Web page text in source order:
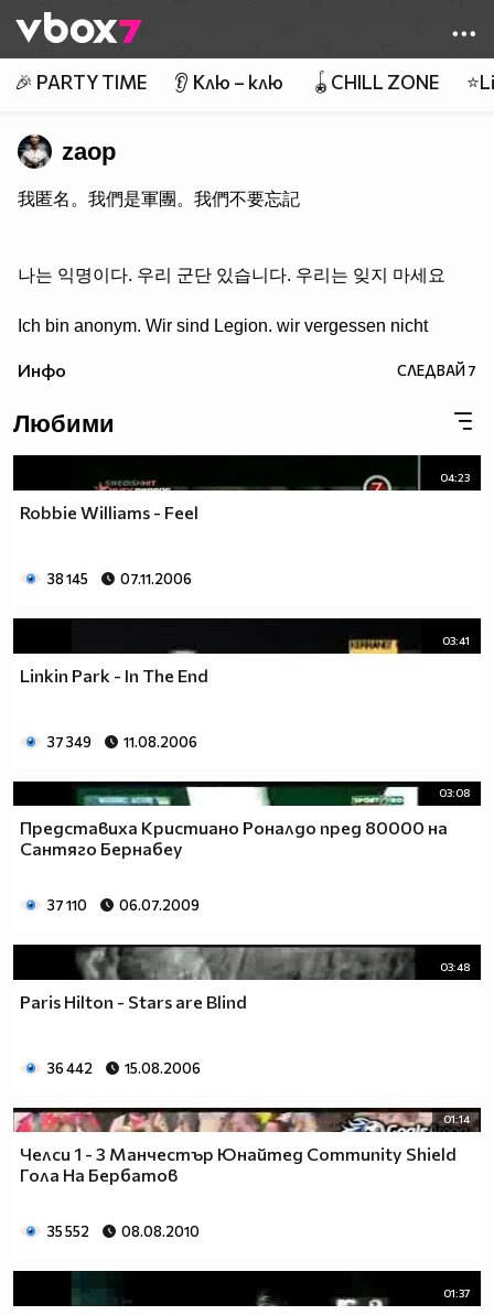
👾
🎉 PARTY TIME 👂 Клю – клю 🪀CHILL ZONE
zaop
我匿名。我們是軍團。我們不要忘記
나는 익명이다. 우리 군단 있습니다. 우리는 잊지 마세요
Ich bin anonym. Wir sind Legion. wir vergessen nicht
Инфо СЛЕДВАЙ7
Любими
04:23
Robbie Williams - Feel
38 145 07.11.2006
03:41
Linkin Park - In The End
37 349 11.08.2006
03:08
Представиха Кристиано Роналдо пред 80000 на
Сантяго Бернабеу
37 110 06.07.2009
03:48
Paris Hilton - Stars are Blind
36 442 15.08.2006
01:14
Челси 1 - 3 Манчестър Юнайтед Community Shield
Гола На Бербатов
35 552 08.08.2010
01:37